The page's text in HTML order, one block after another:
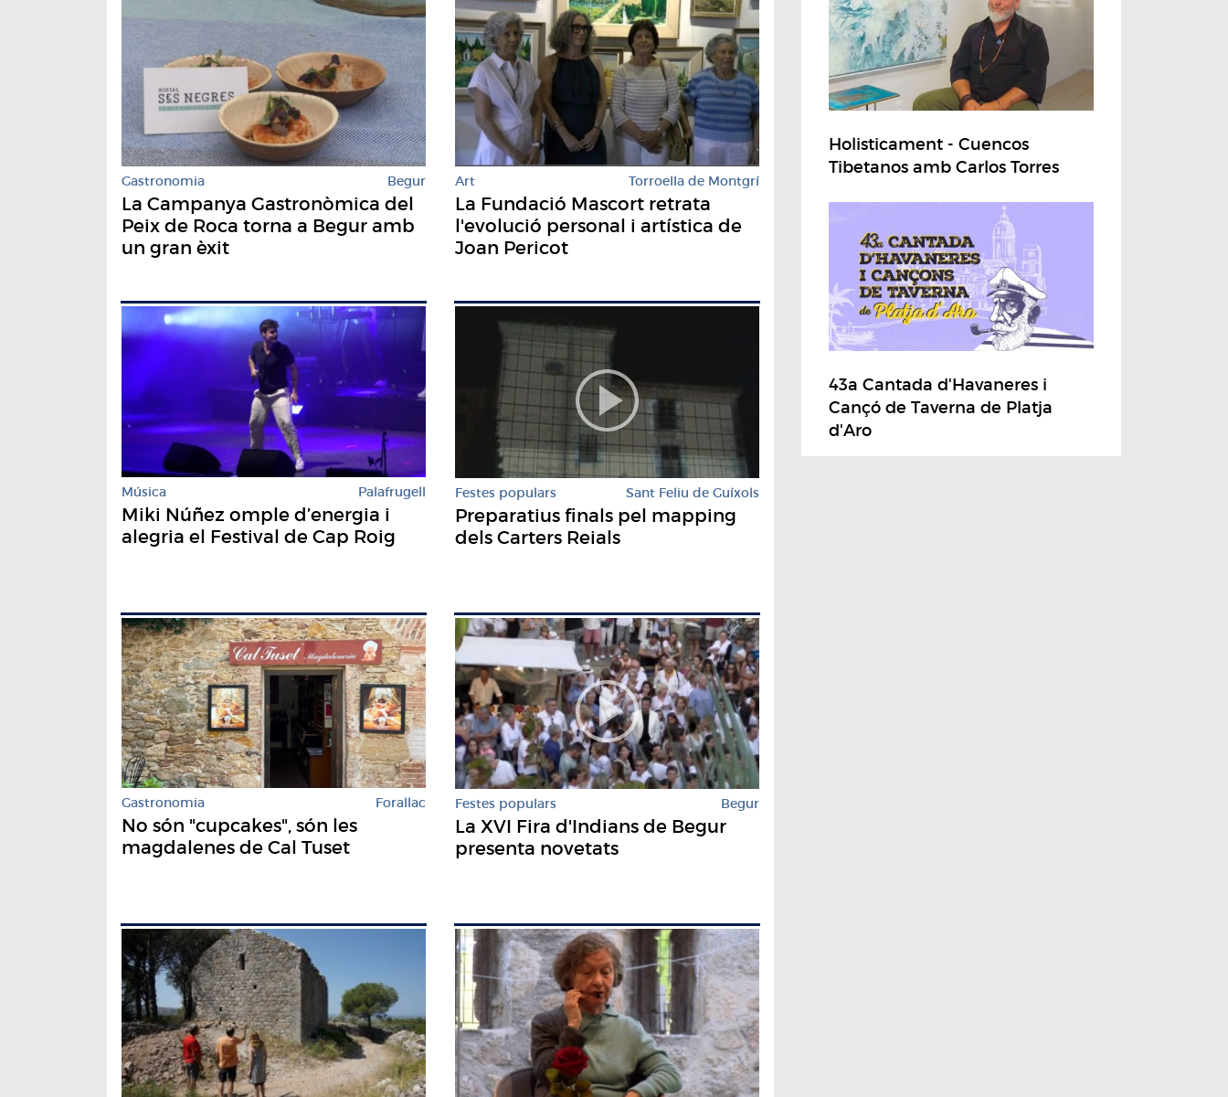
Gastronomia Begur
La Campanya Gastronòmica del
Peix de Roca torna a Begur amb
un gran èxit
Art Torroella de Montgrí
La Fundació Mascort retrata
l'evolució personal i artística de
Joan Pericot
Música Palafrugell
Miki Núñez omple d’energia i
alegria el Festival de Cap Roig
Festes populars Sant Feliu de Guíxols
Preparatius finals pel mapping
dels Carters Reials
Gastronomia Forallac
No són "cupcakes", són les
magdalenes de Cal Tuset
Festes populars Begur
La XVI Fira d'Indians de Begur
presenta novetats
Holisticament - Cuencos
Tibetanos amb Carlos Torres
43a Cantada d'Havaneres i
Cançó de Taverna de Platja
d'Aro